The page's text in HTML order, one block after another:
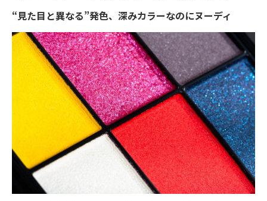
“見た目と異なる”発色、深みカラーなのにヌーディ